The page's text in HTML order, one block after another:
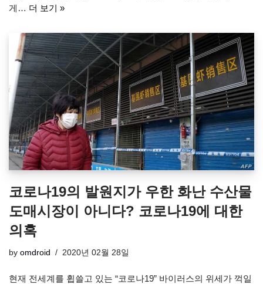
게… 더 보기 »
코로나19의 발원지가 우한 화난 수산물
도매시장이 아니다? 코로나19에 대한
의혹
by omdroid 2020년 02월 28일
현재 전세계를 휩쓸고 있는 “코로나19” 바이러스의 위세가 꺽일